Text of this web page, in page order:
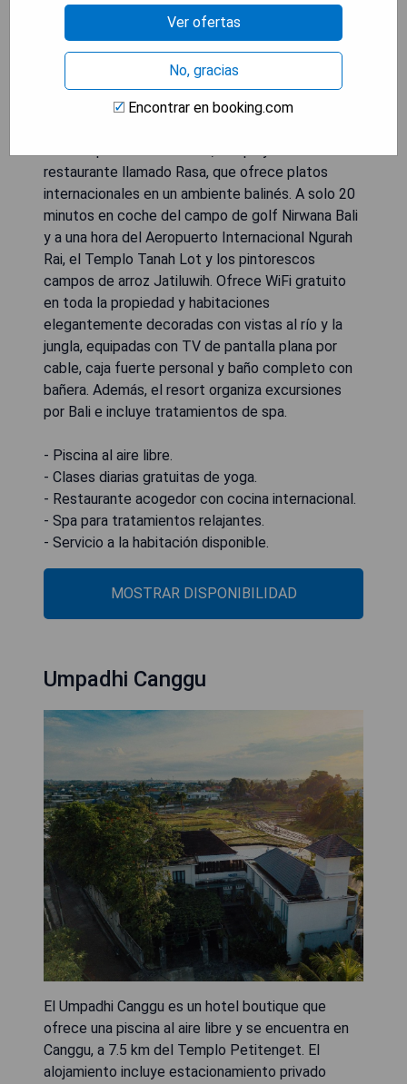
El Kalapa Boutique Resort & Yoga se encuentra a
unos 9 minutos en coche de la playa Echo y
combina decoraciones tradicionales javanesas
restaurante llamado Rasa, que ofrece platos
internacionales en un ambiente balinés. A solo 20
minutos en coche del campo de golf Nirwana Bali
y a una hora del Aeropuerto Internacional Ngurah
Rai, el Templo Tanah Lot y los pintorescos
campos de arroz Jatiluwih. Ofrece WiFi gratuito
en toda la propiedad y habitaciones
elegantemente decoradas con vistas al río y la
jungla, equipadas con TV de pantalla plana por
cable, caja fuerte personal y baño completo con
bañera. Además, el resort organiza excursiones
por Bali e incluye tratamientos de spa.
- Piscina al aire libre.
- Clases diarias gratuitas de yoga.
- Restaurante acogedor con cocina internacional.
- Spa para tratamientos relajantes.
- Servicio a la habitación disponible.
MOSTRAR DISPONIBILIDAD
Umpadhi Canggu
El Umpadhi Canggu es un hotel boutique que
ofrece una piscina al aire libre y se encuentra en
Canggu, a 7.5 km del Templo Petitenget. El
alojamiento incluye estacionamiento privado
Ver ofertas
No, gracias
Encontrar en booking.com